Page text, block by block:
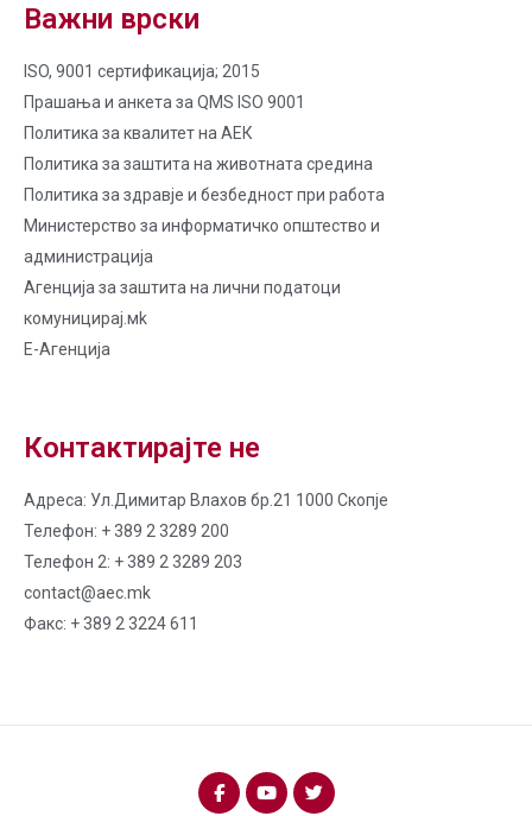
Важни врски
ISO, 9001 сертификација; 2015
Прашања и анкета за QMS ISO 9001
Политика за квалитет на AЕК
Политика за заштита на животната средина
Политика за здравје и безбедност при работа
Министерство за информатичко општество и
администрација
Агенција за заштита на лични податоци
комуницирај.мk
Е-Агенција
Контактирајте не
Адреса: Ул.Димитар Влахов бр.21 1000 Скопје
Телефон: + 389 2 3289 200
Телефон 2: + 389 2 3289 203
contact@aec.mk
Факс: + 389 2 3224 611